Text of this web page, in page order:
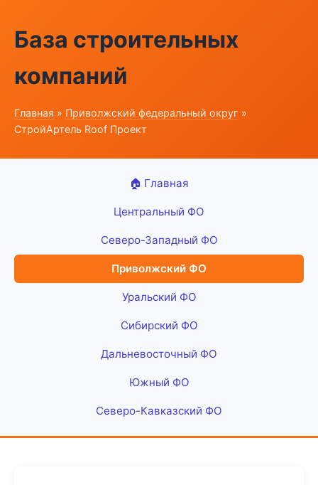
База строительных
компаний
Главная » Приволжский федеральный округ »
СтройАртель Roof Проект
🏠 Главная
Центральный ФО
Северо-Западный ФО
Приволжский ФО
Уральский ФО
Сибирский ФО
Дальневосточный ФО
Южный ФО
Северо-Кавказский ФО